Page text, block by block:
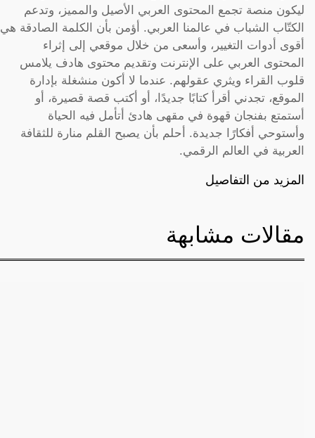
ليكون منصة تجمع المحتوى العربي الأصيل والمميز، وتدعم
الكتّاب الشباب في عالمنا العربي. أؤمن بأن الكلمة الصادقة هي
أقوى أدوات التغيير، وأسعى من خلال موقعي إلى إثراء
المحتوى العربي على الإنترنت وتقديم محتوى هادف يلامس
قلوب القراء ويثري عقولهم. عندما لا أكون منشغلة بإدارة
الموقع، تجدني أقرأ كتابًا جديدًا، أو أكتب قصة قصيرة، أو
أستمتع بفنجان قهوة في مقهى هادئ أتأمل فيه الحياة
وأستوحي أفكارًا جديدة. أحلم بأن يصبح القلم منارة للثقافة
العربية في العالم الرقمي.
المزيد من التفاصيل
مقالات مشابهة